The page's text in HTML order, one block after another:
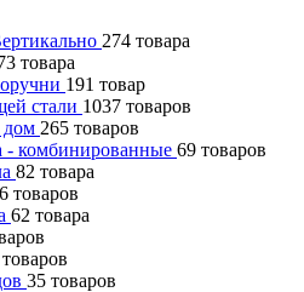
274 товара
товара
191 товар
стали 1037 товаров
дом 265 товаров
- комбинированные 69 товаров
82 товара
товаров
62 товара
товаров
35 товаров